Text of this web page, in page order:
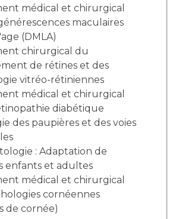
médical et chirurgical
maculaires
(DMLA)
chirurgical du
de rétines et des
vitréo-rétiniennes
médical et chirurgical
diabétique
des paupières et des voies
: Adaptation de
enfants et adultes
médical et chirurgical
cornéennes
de cornée)